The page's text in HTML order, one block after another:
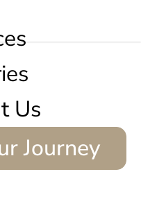
Us
Journey